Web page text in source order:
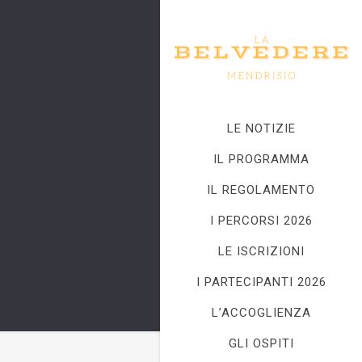
LE NOTIZIE
IL PROGRAMMA
IL REGOLAMENTO
I PERCORSI 2026
LE ISCRIZIONI
I PARTECIPANTI 2026
L’ACCOGLIENZA
GLI OSPITI